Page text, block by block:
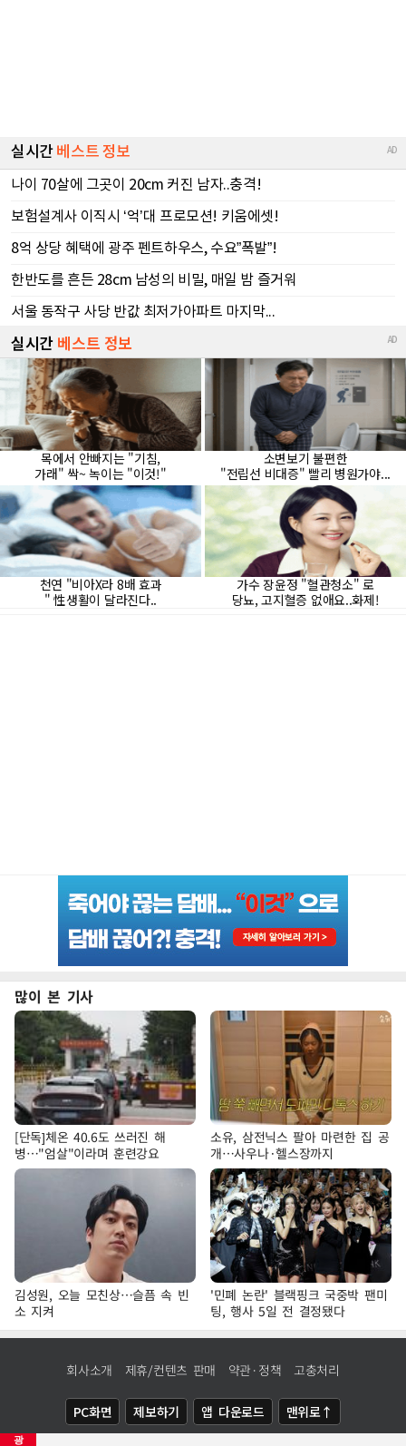
광
많이 본 기사
[단독]체온 40.6도 쓰러진 해
병…"엄살"이라며 훈련강요
소유, 삼전닉스 팔아 마련한 집 공
개…사우나·헬스장까지
김성원, 오늘 모친상…슬픔 속 빈
소 지켜
'민폐 논란' 블랙핑크 국중박 팬미
팅, 행사 5일 전 결정됐다
회사소개 제휴/컨텐츠 판매 약관·정책 고충처리
PC화면 제보하기 앱 다운로드 맨위로↑